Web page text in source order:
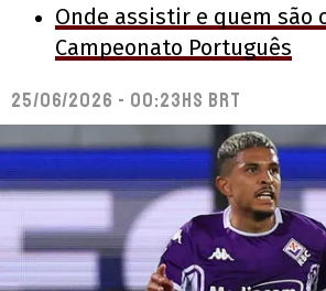
Onde assistir e quem são
Campeonato Português
25/06/2026 - 00:23hs BRT